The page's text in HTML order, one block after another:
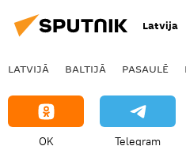
Latvija
LATVIJĀ BALTIJĀ PASAULĒ
OK Telegram